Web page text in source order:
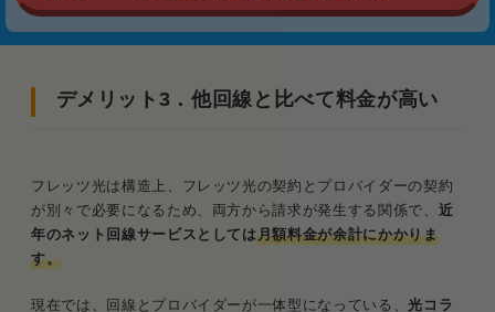
デメリット3．他回線と比べて料金が高い
フレッツ光は構造上、フレッツ光の契約とプロバイダーの契約
が別々で必要になるため、両方から請求が発生する関係で、 近
年のネット回線サービスとしては月額料金が余計にかかりま
す。
現在では、回線とプロバイダーが一体型になっている、光コラ